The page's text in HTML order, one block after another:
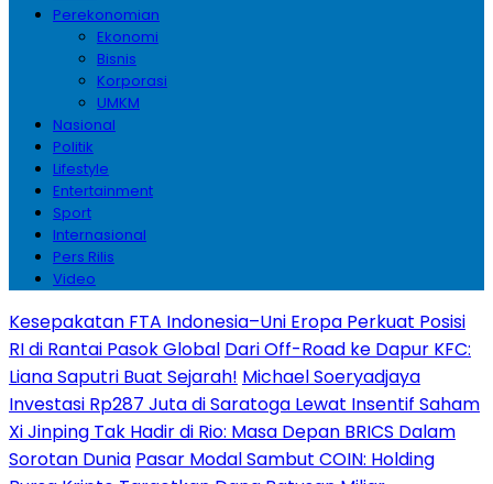
Perekonomian
Ekonomi
Bisnis
Korporasi
UMKM
Nasional
Politik
Lifestyle
Entertainment
Sport
Internasional
Pers Rilis
Video
Kesepakatan FTA Indonesia–Uni Eropa Perkuat Posisi
RI di Rantai Pasok Global Dari Off-Road ke Dapur KFC:
Liana Saputri Buat Sejarah! Michael Soeryadjaya
Investasi Rp287 Juta di Saratoga Lewat Insentif Saham
Xi Jinping Tak Hadir di Rio: Masa Depan BRICS Dalam
Sorotan Dunia Pasar Modal Sambut COIN: Holding